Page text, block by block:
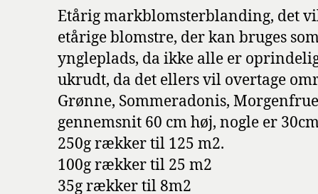
Etårig markblomsterblanding, det
etårige blomstre, der kan bruges
yngleplads, da ikke alle er
ukrudt, da det ellers vil overtage
Grønne, Sommeradonis,
gennemsnit 60 cm høj, nogle er
250g rækker til 125 m2.
100g rækker til 25 m2
35g rækker til 8m2